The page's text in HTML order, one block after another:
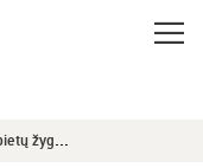
ir sveikatingum...